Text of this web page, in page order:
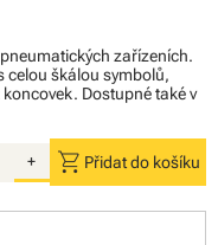
zařízeních.
celou škálou symbolů,
Dostupné také v
+ shopping_cart Přidat do košíku